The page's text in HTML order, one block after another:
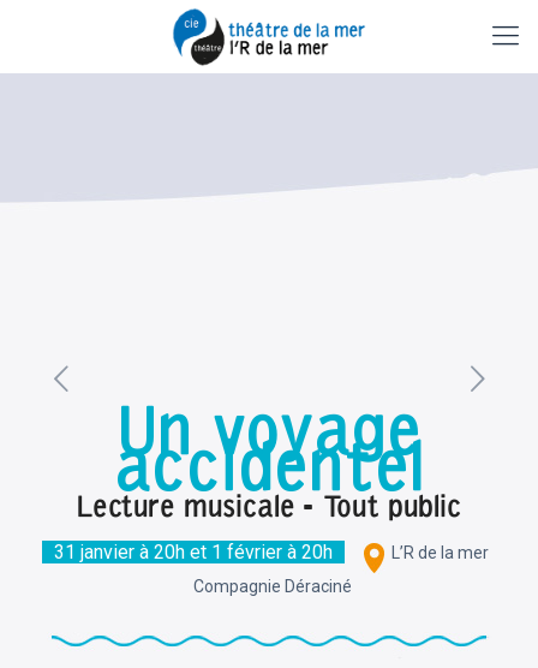
Un voyage
accidentel
Lecture musicale - Tout public
31 janvier à 20h et 1 février à 20h
L’R de la mer
Compagnie Déraciné